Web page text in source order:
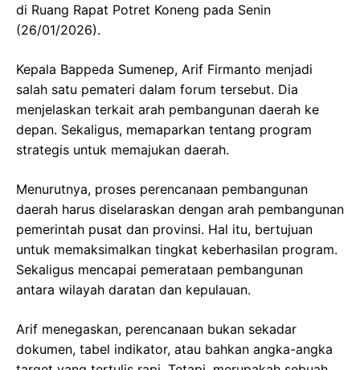
di Ruang Rapat Potret Koneng pada Senin
(26/01/2026).
Kepala Bappeda Sumenep, Arif Firmanto menjadi
salah satu pemateri dalam forum tersebut. Dia
menjelaskan terkait arah pembangunan daerah ke
depan. Sekaligus, memaparkan tentang program
strategis untuk memajukan daerah.
Menurutnya, proses perencanaan pembangunan
daerah harus diselaraskan dengan arah pembangunan
pemerintah pusat dan provinsi. Hal itu, bertujuan
untuk memaksimalkan tingkat keberhasilan program.
Sekaligus mencapai pemerataan pembangunan
antara wilayah daratan dan kepulauan.
Arif menegaskan, perencanaan bukan sekadar
dokumen, tabel indikator, atau bahkan angka-angka